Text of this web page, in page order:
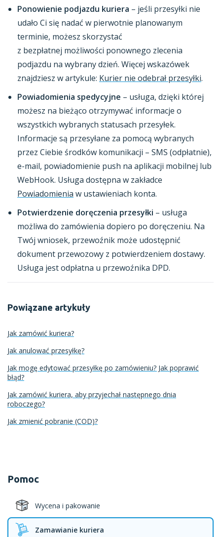
Pomoc
Wycena i pakowanie
Zamawianie kuriera
Ponowienie podjazdu kuriera – jeśli przesyłki nie
udało Ci się nadać w pierwotnie planowanym
terminie, możesz skorzystać
z bezpłatnej możliwości ponownego zlecenia
podjazdu na wybrany dzień. Więcej wskazówek
znajdziesz w artykule: Kurier nie odebrał przesyłki.
Powiadomienia spedycyjne – usługa, dzięki której
możesz na bieżąco otrzymywać informacje o
wszystkich wybranych statusach przesyłek.
Informacje są przesyłane za pomocą wybranych
przez Ciebie środków komunikacji – SMS (odpłatnie),
e-mail, powiadomienie push na aplikacji mobilnej lub
WebHook. Usługa dostępna w zakładce
Powiadomienia w ustawieniach konta.
Potwierdzenie doręczenia przesyłki – usługa
możliwa do zamówienia dopiero po doręczeniu. Na
Twój wniosek, przewoźnik może udostępnić
dokument przewozowy z potwierdzeniem dostawy.
Usługa jest odpłatna u przewoźnika DPD.
Powiązane artykuły
Jak zamówić kuriera?
Jak anulować przesyłkę?
Jak mogę edytować przesyłkę po zamówieniu? Jak poprawić
błąd?
Jak zamówić kuriera, aby przyjechał następnego dnia
roboczego?
Jak zmienić pobranie (COD)?